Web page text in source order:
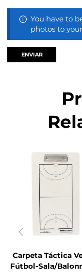
You have to
photos to
Carpeta Táctica
Fútbol-Sala/